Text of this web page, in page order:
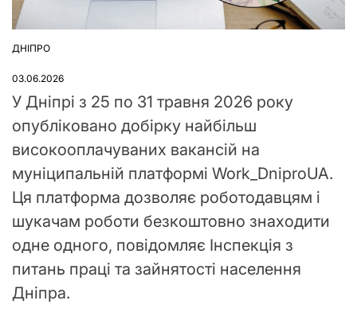
ОПУБЛІКУВАТИ
ДНІПРО
03.06.2026
У Дніпрі з 25 по 31 травня 2026 року
опубліковано добірку найбільш
високооплачуваних вакансій на
муніципальній платформі Work_DniproUA.
Ця платформа дозволяє роботодавцям і
шукачам роботи безкоштовно знаходити
одне одного, повідомляє Інспекція з
питань праці та зайнятості населення
Дніпра.